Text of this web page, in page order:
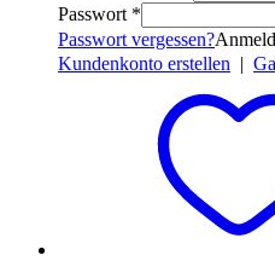
Passwort *
Passwort vergessen?
Kundenkonto erstellen |